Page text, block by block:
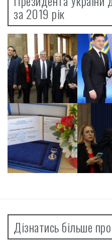
за 2019 рік
Дізнатись більше про